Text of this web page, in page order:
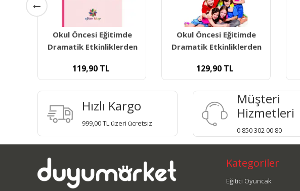
Okul Öncesi Eğitimde
Dramatik Etkinliklerden
119,90 TL
Okul Öncesi Eğitimde
Dramatik Etkinliklerden
129,90 TL
Hızlı Kargo
999,00 TL üzeri ücretsiz
Müşteri
Hizmetleri
0 850 302 00 80
Kategoriler
Eğitici Oyuncak